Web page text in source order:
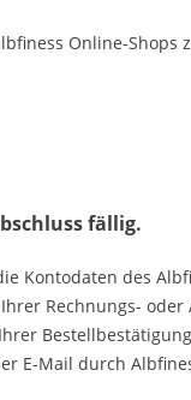
Online-Shops
fällig.
Kontodaten des
Rechnungs-
E-Mail durch